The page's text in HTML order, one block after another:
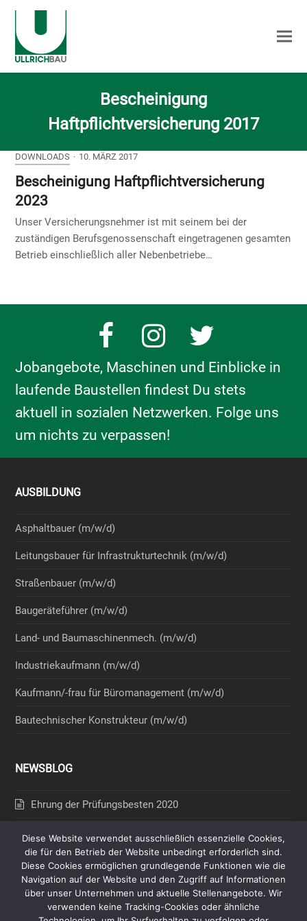
Bescheinigung
Haftpflichtversicherung 2017
DOWNLOADS · 10. MÄRZ 2017
Bescheinigung Haftpflichtversicherung
2023
Unser Versicherungsnehmer ist mit seinem bei der
zuständigen Berufsgenossenschaft eingetragenen gesamten
Betrieb einschließlich aller Nebenbetriebe…
Facebook
Instagram
Twitter
Jobangebote, Maschinen und Einblicke in
laufende Baustellen findest Du stets
aktuell in sozialen Netzwerken. Folge uns
um nichts zu verpassen!
AUSBILDUNG
Asphaltbauer (m/w/d)
Leitungsbauer für Infrastrukturtechnik (m/w/d)
Straßenbauer (m/w/d)
Baugeräteführer (m/w/d)
Land- und Baumaschinenmech. (m/w/d)
Industriekaufmann (m/w/d)
Kaufmann/-frau für Büromanagement (m/w/d)
Bautechnischer Konstrukteur (m/w/d)
NEWSBLOG
Ehrung der Prüfungsbesten 2020
Unbedenklichkeitsbescheinigung BG Bau
Freistellungsbescheinigung 2026-2028
Diese Website verwendet ausschließlich essenzielle Cookies,
die für den Betrieb der Website unbedingt erforderlich sind.
Diese Cookies ermöglichen grundlegende Funktionen wie die
Navigation auf der Website und den Zugriff auf Informationen
über unser Unternehmen und aktuelle Stellenangebote. Wir
verwenden keine Tracking-Cookies oder ähnliche